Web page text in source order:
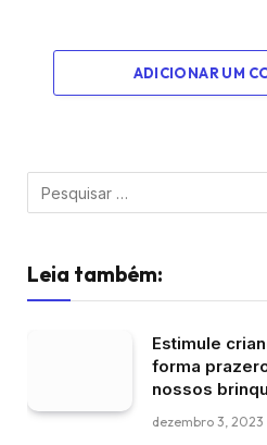
ADICIONAR UM
Leia também:
Estimule
forma
nossos
dezembro 3, 2023